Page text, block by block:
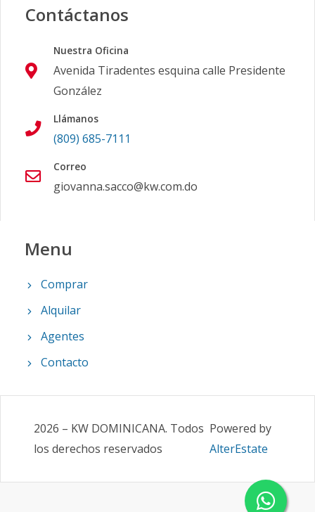
Contáctanos
Nuestra Oficina
Avenida Tiradentes esquina calle Presidente
González
Llámanos
(809) 685-7111
Correo
giovanna.sacco@kw.com.do
Menu
Comprar
Alquilar
Agentes
Contacto
2026 – KW DOMINICANA. Todos
los derechos reservados
Powered by
AlterEstate